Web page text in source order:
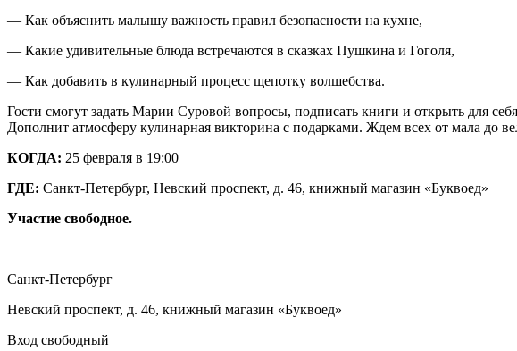
— Как объяснить малышу важность правил безопасности на кухне,
— Какие удивительные блюда встречаются в сказках Пушкина и Гоголя,
— Как добавить в кулинарный процесс щепотку волшебства.
Гости смогут задать Марии Суровой вопросы, подписать книги и открыть для
Дополнит атмосферу кулинарная викторина с подарками. Ждем всех от мала до
КОГДА: 25 февраля в 19:00
ГДЕ: Санкт-Петербург, Невский проспект, д. 46, книжный магазин «Буквоед»
Участие свободное.
Санкт-Петербург
Невский проспект, д. 46, книжный магазин «Буквоед»
Вход свободный